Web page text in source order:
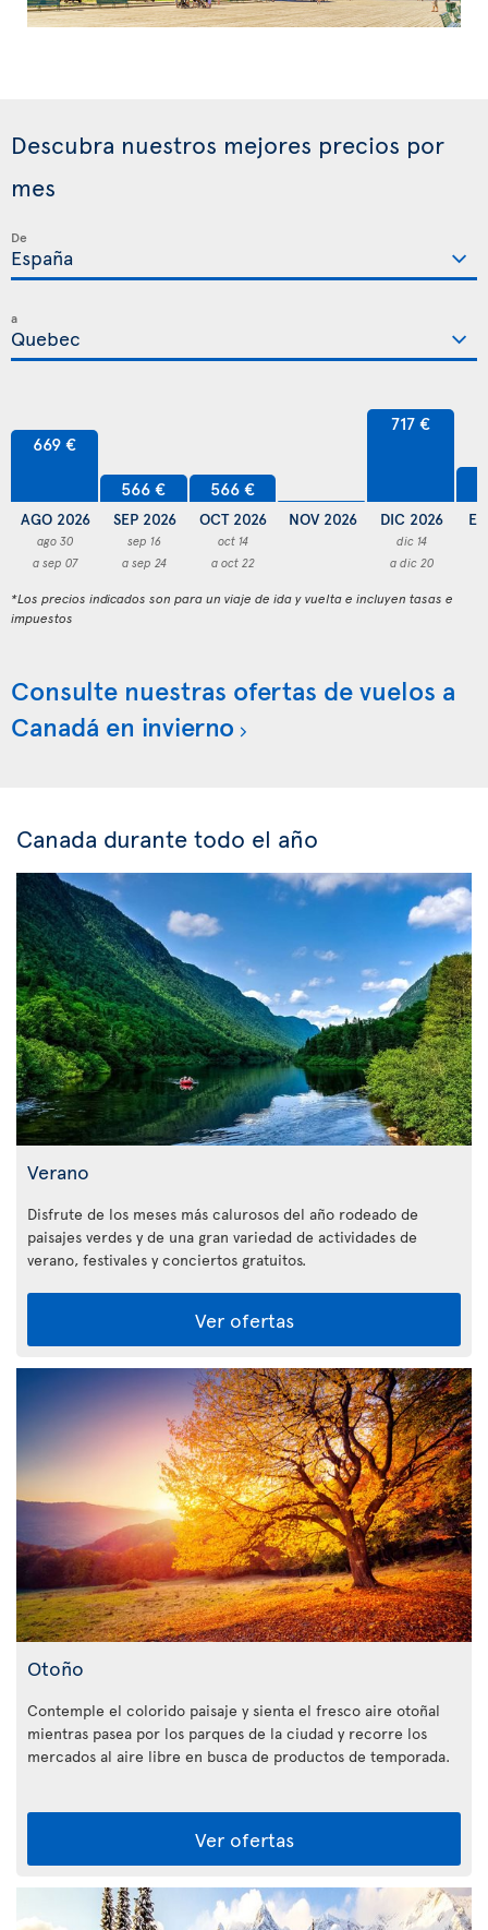
Descubra nuestros mejores precios por
mes
De
a
669 €
AGO 2026
ago 30
a sep 07
566 €
SEP 2026
sep 16
a sep 24
566 €
OCT 2026
oct 14
a oct 22
NOV 2026
717 €
DIC 2026
dic 14
a dic 20
*Los precios indicados son para un viaje de ida y vuelta e incluyen tasas e
impuestos
Consulte nuestras ofertas de vuelos a
Canadá en invierno
Canada durante todo el año
Verano
Disfrute de los meses más calurosos del año rodeado de
paisajes verdes y de una gran variedad de actividades de
verano, festivales y conciertos gratuitos.
Ver ofertas
Otoño
Contemple el colorido paisaje y sienta el fresco aire otoñal
mientras pasea por los parques de la ciudad y recorre los
mercados al aire libre en busca de productos de temporada.
Ver ofertas